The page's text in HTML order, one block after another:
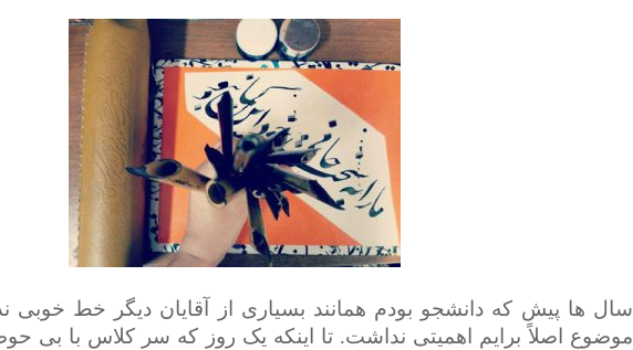
سال ها پیش که دانشجو بودم همانند بسیاری از آقایان دیگر خط خوبی
موضوع اصلاً برایم اهمیتی نداشت. تا اینکه یک روز که سر کلاس با بی